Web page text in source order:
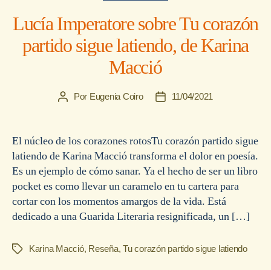
Lucía Imperatore sobre Tu corazón
partido sigue latiendo, de Karina
Macció
Autor
entrada
Por Eugenia Coiro
Fecha11/04/2021
El núcleo de los corazones rotosTu corazón partido sigue
latiendo de Karina Macció transforma el dolor en poesía.
Es un ejemplo de cómo sanar. Ya el hecho de ser un libro
pocket es como llevar un caramelo en tu cartera para
cortar con los momentos amargos de la vida. Está
dedicado a una Guarida Literaria resignificada, un […]
EtiquetasKarina Macció, Reseña,Tu corazón partido sigue latiendo